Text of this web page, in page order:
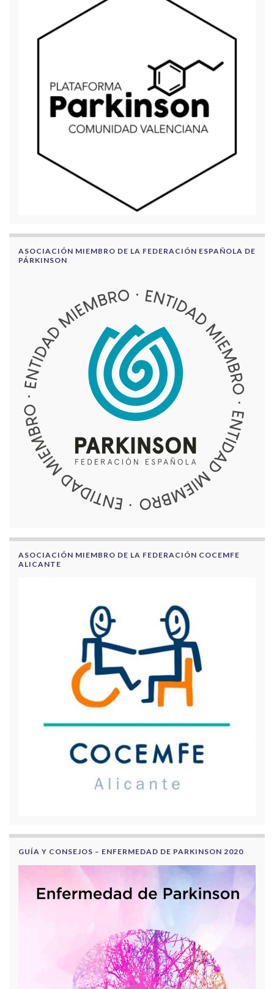
ASOCIACIÓN MIEMBRO DE LA FEDERACIÓN ESPAÑOLA DE
PÁRKINSON
ASOCIACIÓN MIEMBRO DE LA FEDERACIÓN COCEMFE
ALICANTE
GUÍA Y CONSEJOS – ENFERMEDAD DE PARKINSON 2020